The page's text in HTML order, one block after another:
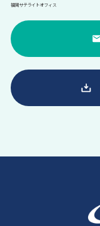
福岡サテライトオフィス